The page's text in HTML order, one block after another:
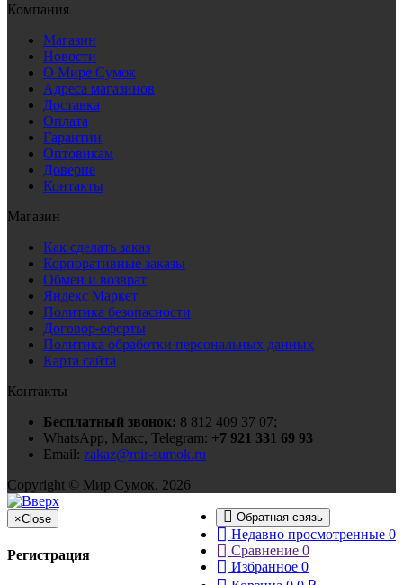
Компания
Магазин
Новости
О Мире Сумок
Адреса магазинов
Доставка
Оплата
Гарантии
Оптовикам
Доверие
Контакты
Магазин
Как сделать заказ
Корпоративные заказы
Обмен и возврат
Яндекс Маркет
Политика безопасности
Договор-оферты
Политика обработки персональных данных
Карта сайта
Контакты
Бесплатный звонок: 8 812 409 37 07;
WhatsApp, Макс, Telegram: +7 921 331 69 93
Email: zakaz@mir-sumok.ru
Copyright © Мир Сумок, 2026
Обратная связь
Недавно просмотренные 0
Сравнение 0
Избранное 0
×Close
Регистрация